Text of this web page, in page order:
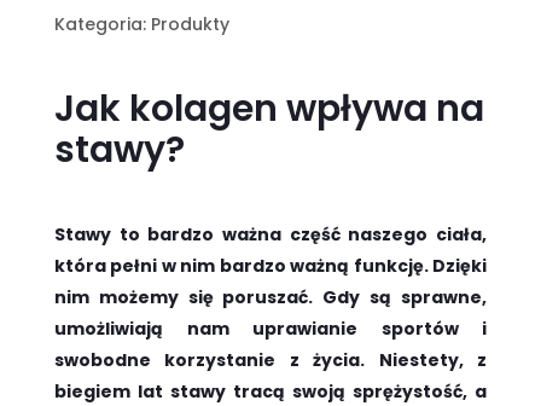
Kategoria: Produkty
Jak kolagen wpływa na
stawy?
Stawy to bardzo ważna część naszego ciała,
która pełni w nim bardzo ważną funkcję. Dzięki
nim możemy się poruszać. Gdy są sprawne,
umożliwiają nam uprawianie sportów i
swobodne korzystanie z życia. Niestety, z
biegiem lat stawy tracą swoją sprężystość, a